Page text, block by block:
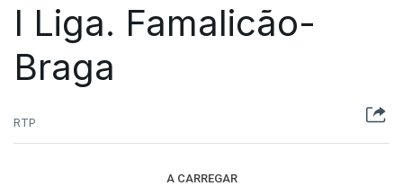
I Liga. Famalicão-
Braga
RTP
A CARREGAR